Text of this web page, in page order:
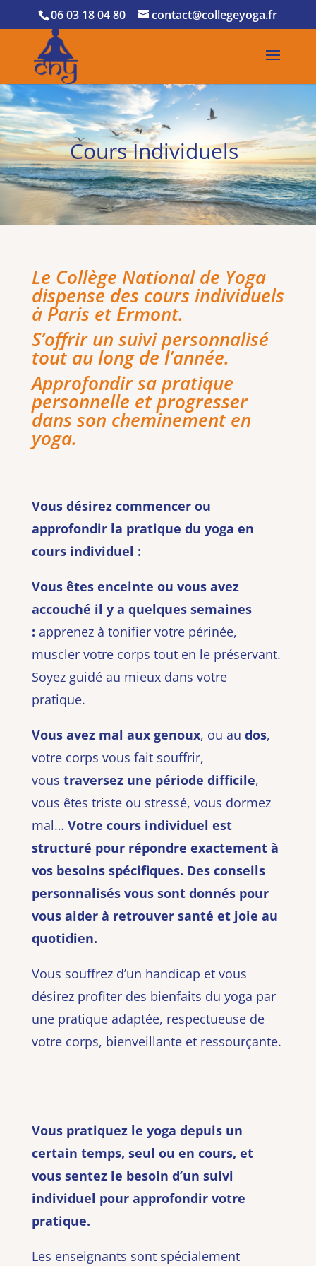
06 03 18 04 80 contact@collegeyoga.fr
Cours Individuels
Le Collège National de Yoga
dispense des cours individuels
à Paris et Ermont.
S’offrir un suivi personnalisé
tout au long de l’année.
Approfondir sa pratique
personnelle et progresser
dans son cheminement en
yoga.
Vous désirez commencer ou
approfondir la pratique du yoga en
cours individuel :
Vous êtes enceinte ou vous avez
accouché il y a quelques semaines
: apprenez à tonifier votre périnée,
muscler votre corps tout en le préservant.
Soyez guidé au mieux dans votre
pratique.
Vous avez mal aux genoux, ou au dos,
votre corps vous fait souffrir,
vous traversez une période difficile,
vous êtes triste ou stressé, vous dormez
mal… Votre cours individuel est
structuré pour répondre exactement à
vos besoins spécifiques. Des conseils
personnalisés vous sont donnés pour
vous aider à retrouver santé et joie au
quotidien.
Vous souffrez d’un handicap et vous
désirez profiter des bienfaits du yoga par
une pratique adaptée, respectueuse de
votre corps, bienveillante et ressourçante.
Vous pratiquez le yoga depuis un
certain temps, seul ou en cours, et
vous sentez le besoin d’un suivi
individuel pour approfondir votre
pratique.
Les enseignants sont spécialement